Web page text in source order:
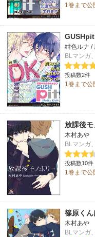
1巻まで公
紺色ルナ /
BLマンガ
投稿数2件
1巻まで公
放課後
木村あや
BLマンガ
投稿数10件
1巻まで公
篠原く
木村あや
BLマンガ